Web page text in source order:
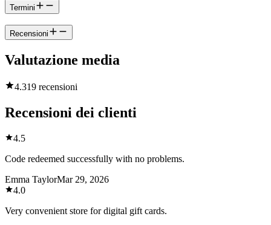
Termini
Recensioni
Valutazione media
4.319 recensioni
Recensioni dei clienti
4.5
Code redeemed successfully with no problems.
Emma TaylorMar 29, 2026
4.0
Very convenient store for digital gift cards.